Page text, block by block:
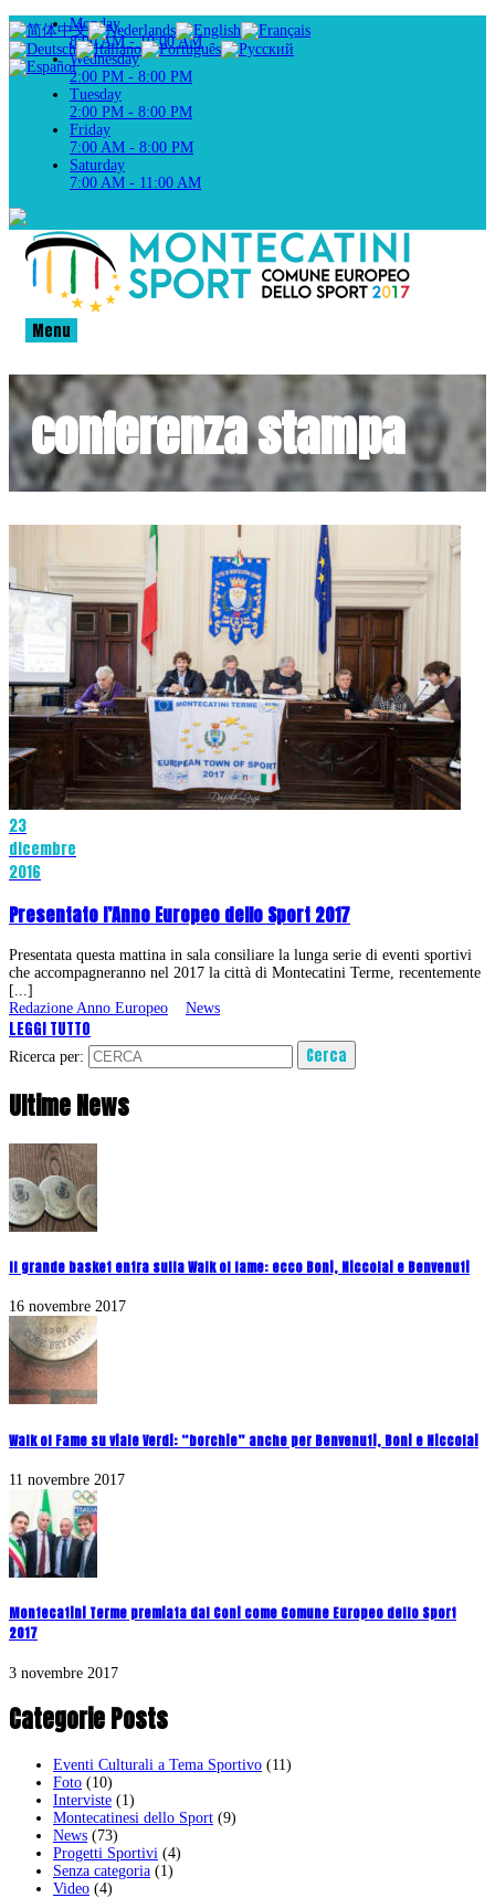
Monday
8:00 AM - 10:00 AM
Wednesday
2:00 PM - 8:00 PM
Tuesday
2:00 PM - 8:00 PM
Friday
7:00 AM - 8:00 PM
Saturday
7:00 AM - 11:00 AM
Menu
conferenza stampa
23
dicembre
2016
Presentato l’Anno Europeo dello Sport 2017
Presentata questa mattina in sala consiliare la lunga serie di eventi sportivi
che accompagneranno nel 2017 la città di Montecatini Terme, recentemente
[...]
Redazione Anno Europeo
News
LEGGI TUTTO
Ricerca per:
Ultime News
Il grande basket entra sulla Walk of fame: ecco Boni, Niccolai e Benvenuti
16 novembre 2017
Walk of Fame su viale Verdi: “borchie” anche per Benvenuti, Boni e Niccolai
11 novembre 2017
Montecatini Terme premiata dal Coni come Comune Europeo dello Sport
2017
3 novembre 2017
Categorie Posts
Eventi Culturali a Tema Sportivo (11)
Foto (10)
Interviste (1)
Montecatinesi dello Sport (9)
News (73)
Progetti Sportivi (4)
Senza categoria (1)
Video (4)